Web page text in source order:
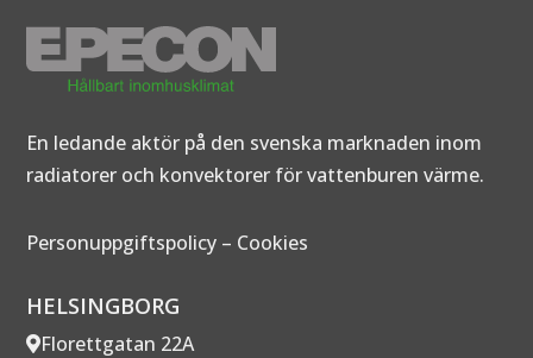
En ledande aktör på den svenska marknaden inom
radiatorer och konvektorer för vattenburen värme.
Personuppgiftspolicy – Cookies
HELSINGBORG
Florettgatan 22A